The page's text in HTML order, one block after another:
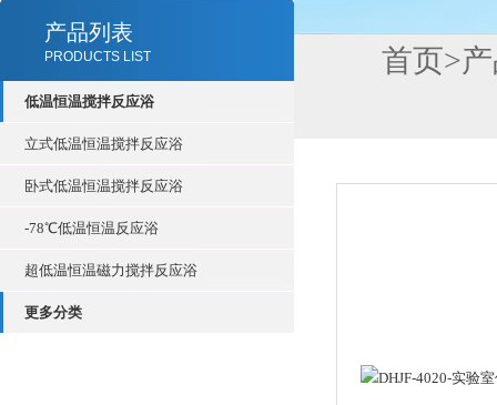
产品列表
PRODUCTS LIST
低温恒温搅拌反应浴
立式低温恒温搅拌反应浴
卧式低温恒温搅拌反应浴
-78℃低温恒温反应浴
超低温恒温磁力搅拌反应浴
更多分类
首页>